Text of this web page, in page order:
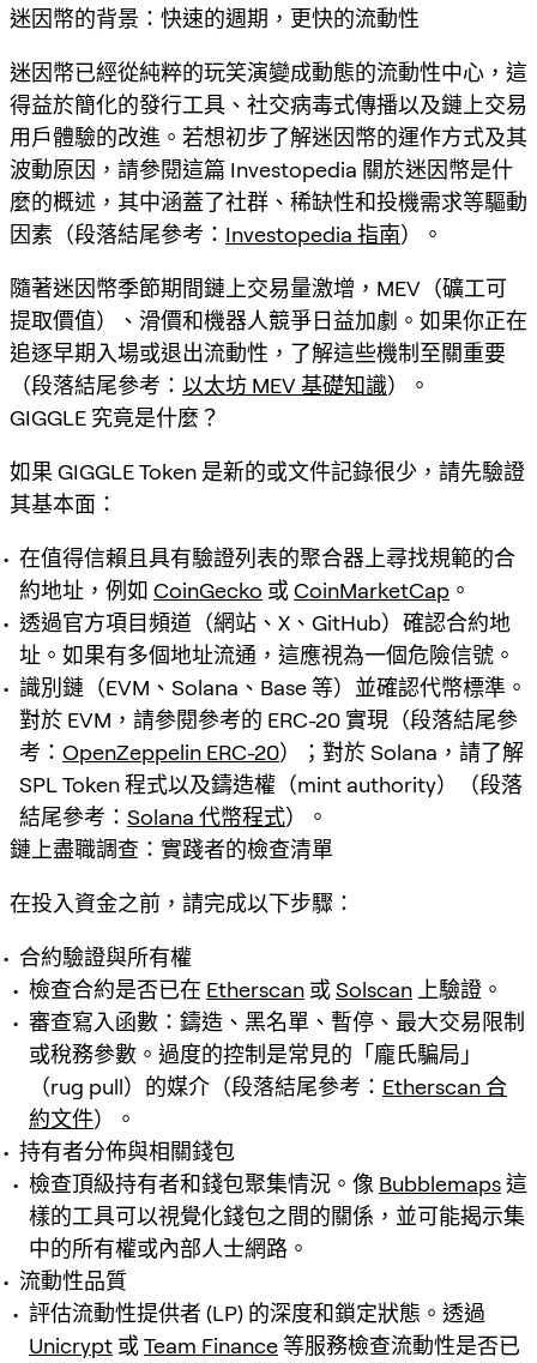
迷因幣的背景：快速的週期，更快的流動性
迷因幣已經從純粹的玩笑演變成動態的流動性中心，這
得益於簡化的發行工具、社交病毒式傳播以及鏈上交易
用戶體驗的改進。若想初步了解迷因幣的運作方式及其
波動原因，請參閱這篇 Investopedia 關於迷因幣是什
麼的概述，其中涵蓋了社群、稀缺性和投機需求等驅動
因素（段落結尾參考： Investopedia 指南）。
隨著迷因幣季節期間鏈上交易量激增，MEV（礦工可
提取價值）、滑價和機器人競爭日益加劇。如果你正在
追逐早期入場或退出流動性，了解這些機制至關重要
（段落結尾參考： 以太坊 MEV 基礎知識）。
GIGGLE 究竟是什麼？
如果 GIGGLE Token 是新的或文件記錄很少，請先驗證
其基本面：
在值得信賴且具有驗證列表的聚合器上尋找規範的合
約地址，例如 CoinGecko 或CoinMarketCap 。
透過官方項目頻道（網站、X、GitHub）確認合約地
址。如果有多個地址流通，這應視為一個危險信號。
識別鏈（EVM、Solana、Base 等）並確認代幣標準。
對於 EVM，請參閱參考的 ERC-20 實現（段落結尾參
考： OpenZeppelin ERC-20）；對於 Solana，請了解
SPL Token 程式以及鑄造權（mint authority）（段落
結尾參考： Solana 代幣程式）。
鏈上盡職調查：實踐者的檢查清單
在投入資金之前，請完成以下步驟：
合約驗證與所有權
檢查合約是否已在 Etherscan 或Solscan 上驗證。
審查寫入函數：鑄造、黑名單、暫停、最大交易限制
或稅務參數。過度的控制是常見的「龐氏騙局」
（rug pull）的媒介（段落結尾參考： Etherscan 合
約文件）。
持有者分佈與相關錢包
檢查頂級持有者和錢包聚集情況。像 Bubblemaps這
樣的工具可以視覺化錢包之間的關係，並可能揭示集
中的所有權或內部人士網路。
流動性品質
評估流動性提供者 (LP) 的深度和鎖定狀態。透過
Unicrypt 或Team Finance 等服務檢查流動性是否已